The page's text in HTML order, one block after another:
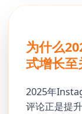
为什么
式增长至
2025年
评论正是提